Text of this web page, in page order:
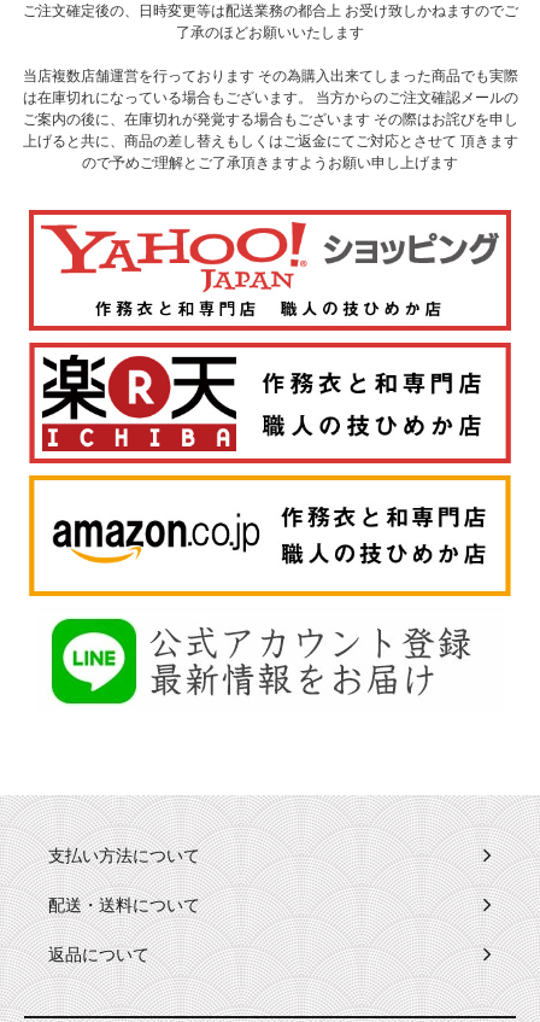
ご注文確定後の、日時変更等は配送業務の都合上 お受け致しかねますのでご
了承のほどお願いいたします
当店複数店舗運営を行っております その為購入出来てしまった商品でも実際
は在庫切れになっている場合もございます。 当方からのご注文確認メールの
ご案内の後に、在庫切れが発覚する場合もございます その際はお詫びを申し
上げると共に、商品の差し替えもしくはご返金にてご対応とさせて 頂きます
ので予めご理解とご了承頂きますようお願い申し上げます
支払い方法について
配送・送料について
返品について